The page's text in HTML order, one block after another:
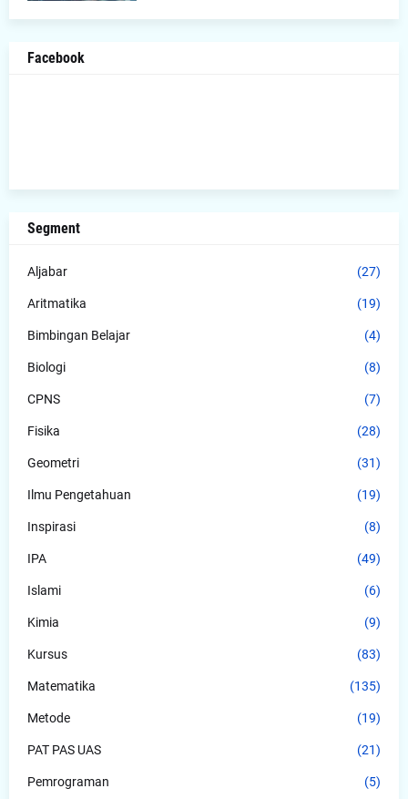
Facebook
Segment
Aljabar (27)
Aritmatika (19)
Bimbingan Belajar (4)
Biologi (8)
CPNS (7)
Fisika (28)
Geometri (31)
Ilmu Pengetahuan (19)
Inspirasi (8)
IPA (49)
Islami (6)
Kimia (9)
Kursus (83)
Matematika (135)
Metode (19)
PAT PAS UAS (21)
Pemrograman (5)